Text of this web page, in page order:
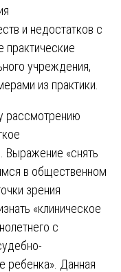
и недостатков с
практические
учреждения,
из практики.
рассмотрению
Выражение «снять
в общественном
зрения
«клиническое
с
ребенка». Данная